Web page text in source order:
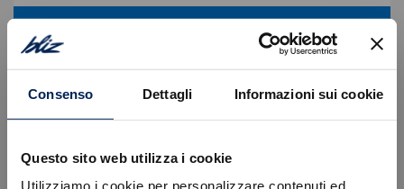
Consenso Dettagli Informazioni sui cookie
Questo sito web utilizza i cookie
Utilizziamo i cookie per personalizzare contenuti ed